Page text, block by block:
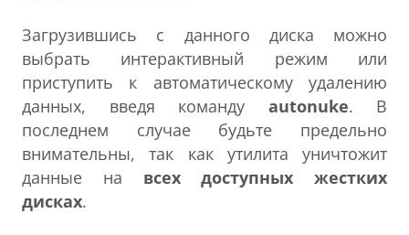
Загрузившись с данного диска можно
выбрать интерактивный режим или
приступить к автоматическому удалению
данных, введя команду autonuke. В
последнем случае будьте предельно
внимательны, так как утилита уничтожит
данные на всех доступных жестких
дисках.